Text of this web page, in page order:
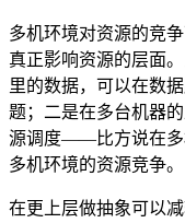
多机环境对资源的竞
真正影响资源的层面
里的数据，可以在数
题；二是在多台机器
源调度——比方说在多
多机环境的资源竞争。
在更上层做抽象可以